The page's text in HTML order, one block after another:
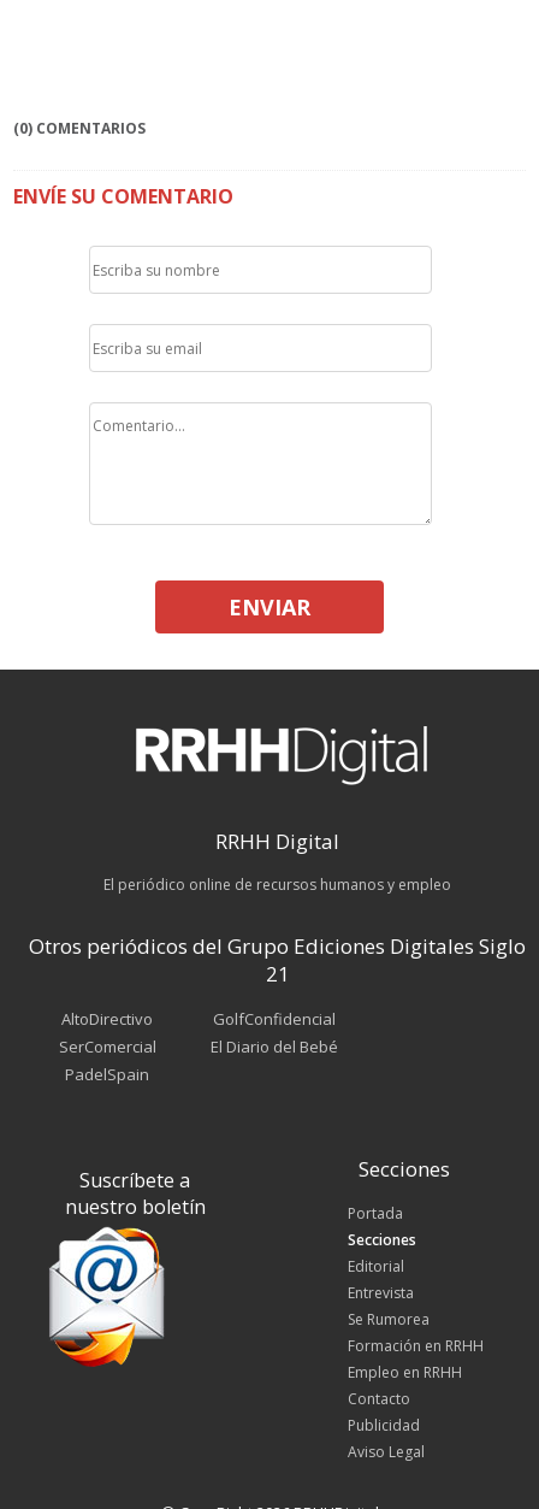
(0) COMENTARIOS
ENVÍE SU COMENTARIO
ENVIAR
RRHH Digital
El periódico online de recursos humanos y empleo
Otros periódicos del Grupo Ediciones Digitales Siglo
21
AltoDirectivo
SerComercial
PadelSpain
GolfConfidencial
El Diario del Bebé
Suscríbete a
nuestro boletín
Secciones
Portada
Secciones
Editorial
Entrevista
Se Rumorea
Formación en RRHH
Empleo en RRHH
Contacto
Publicidad
Aviso Legal